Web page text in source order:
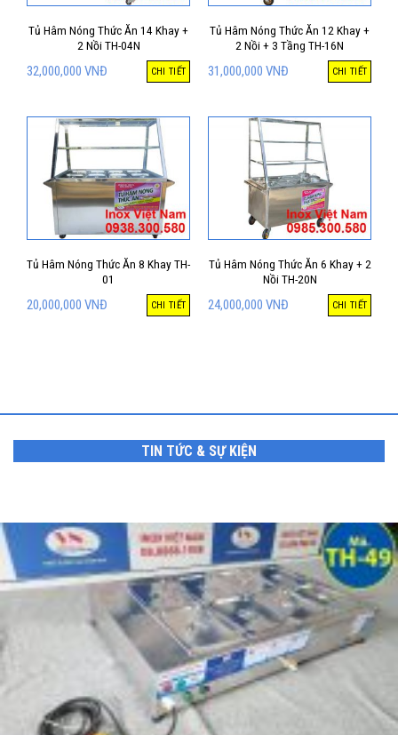
Tủ Hâm Nóng Thức Ăn 14 Khay +
2 Nồi TH-04N
32,000,000 VNĐ CHI TIẾT
Tủ Hâm Nóng Thức Ăn 12 Khay +
2 Nồi + 3 Tầng TH-16N
31,000,000 VNĐ CHI TIẾT
Tủ Hâm Nóng Thức Ăn 8 Khay TH-
01
20,000,000 VNĐ CHI TIẾT
Tủ Hâm Nóng Thức Ăn 6 Khay + 2
Nồi TH-20N
24,000,000 VNĐ CHI TIẾT
TIN TỨC & SỰ KIỆN